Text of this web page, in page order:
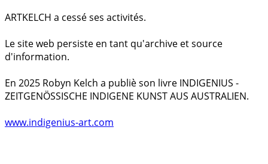
ARTKELCH a cessé ses activités.
Le site web persiste en tant qu'archive et source
d'information.
En 2025 Robyn Kelch a publiè son livre INDIGENIUS -
ZEITGENÖSSISCHE INDIGENE KUNST AUS AUSTRALIEN.
www.indigenius-art.com